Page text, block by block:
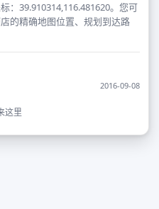
：39.910314,116.481620。您可
的精确地图位置、规划到达路
2016-09-08
这里